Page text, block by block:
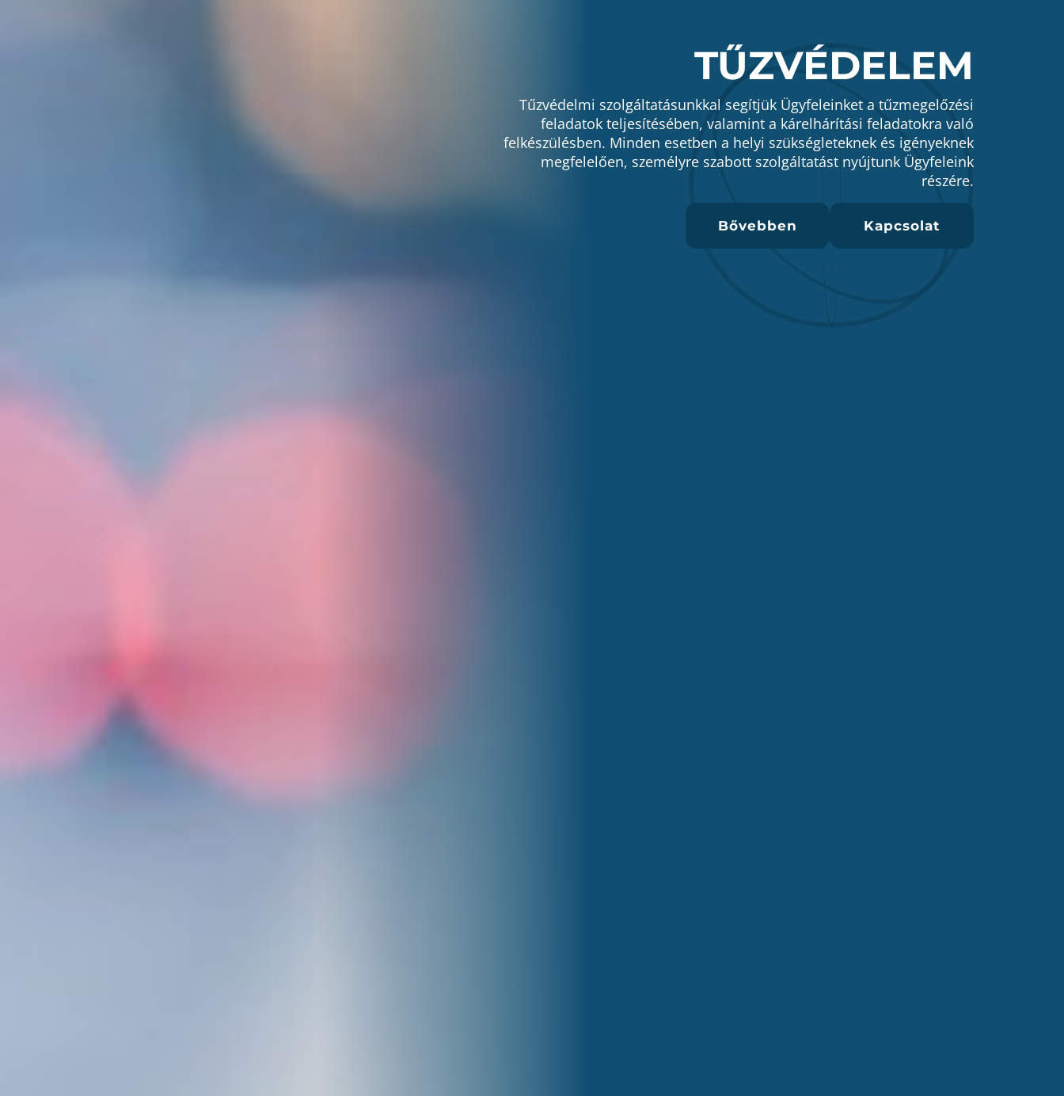
TŰZVÉDELEM
Tűzvédelmi szolgáltatásunkkal segítjük Ügyfeleinket a tűzmegelőzési
feladatok teljesítésében, valamint a kárelhárítási feladatokra való
felkészülésben. Minden esetben a helyi szükségleteknek és igényeknek
megfelelően, személyre szabott szolgáltatást nyújtunk Ügyfeleink
részére.
Bővebben Kapcsolat